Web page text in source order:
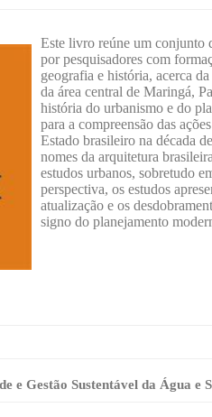
Este livro reúne um conjunto
por pesquisadores com
geografia e história, acerca
da área central de Maringá,
história do urbanismo e do
para a compreensão das
Estado brasileiro na década
nomes da arquitetura
estudos urbanos, sobretudo
perspectiva, os estudos
atualização e os
signo do planejamento
e Gestão Sustentável da Água e